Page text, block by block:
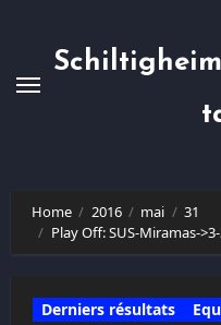
Home 2016 mai
31
Play Off: SUS-Miramas-
Derniers résultats